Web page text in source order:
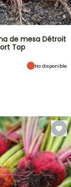
de mesa Détroit
Top
No disponible